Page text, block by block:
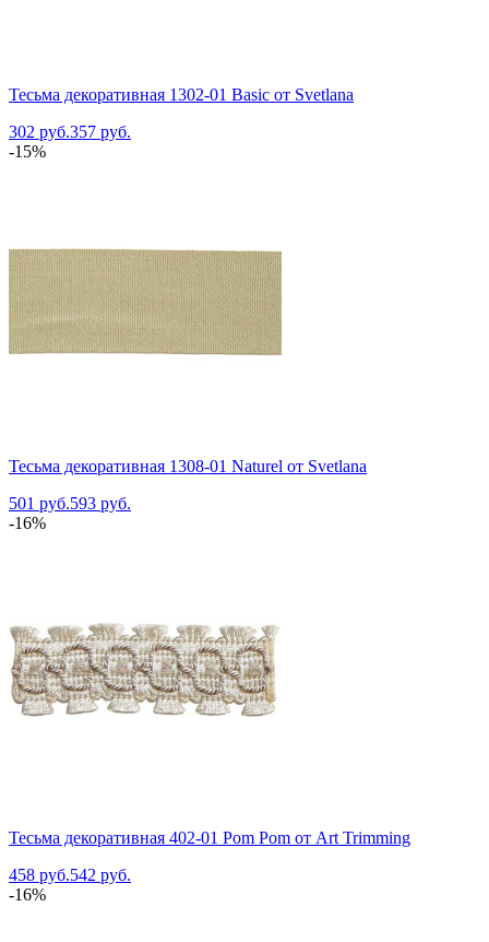
Тесьма декоративная 1302-01 Basic от Svetlana
302 руб.357 руб.
-15%
Тесьма декоративная 1308-01 Naturel от Svetlana
501 руб.593 руб.
-16%
Тесьма декоративная 402-01 Pom Pom от Art Trimming
458 руб.542 руб.
-16%